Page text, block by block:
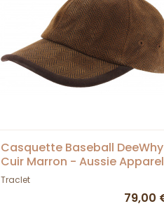
Casquette Baseball DeeWhy
Cuir Marron - Aussie Apparel
Traclet
79,00